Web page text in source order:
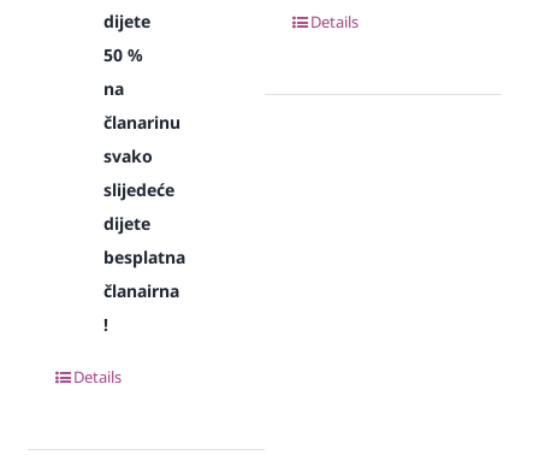
dijete
50 %
na
članarinu
svako
slijedeće
dijete
besplatna
članairna
!
Details
Details